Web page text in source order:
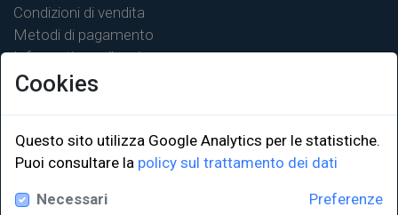
Condizioni di vendita
Metodi di pagamento
Informativa sulla privacy
LINK ISTITUZIONALI
Università degli Studi di Trieste
Cookies
Questo sito utilizza Google Analytics per le statistiche.
Puoi consultare la policy sul trattamento dei dati
Preferenze
Necessari